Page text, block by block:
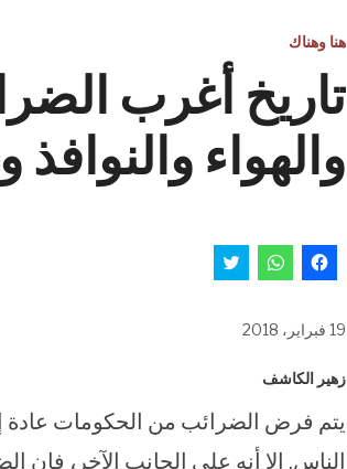
هنا وهناك
تاريخ أغرب
والهواء والنوافذ
للمشاركة
في
نافذة
للمشاركة
في 19 فبراير، 2018
زهير الكاشف
يتم فرض الضرائب من الحكومات عادة
الناس. إلا أنه على الجانب الآخر، فإن